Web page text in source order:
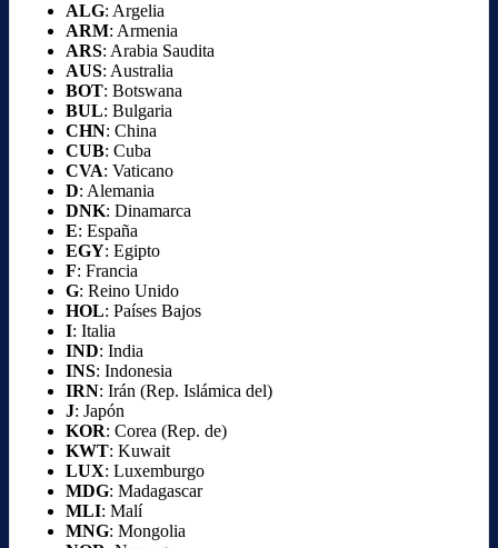
ALG: Argelia
ARM: Armenia
ARS: Arabia Saudita
AUS: Australia
BOT: Botswana
BUL: Bulgaria
CHN: China
CUB: Cuba
CVA: Vaticano
D: Alemania
DNK: Dinamarca
E: España
EGY: Egipto
F: Francia
G: Reino Unido
HOL: Países Bajos
I: Italia
IND: India
INS: Indonesia
IRN: Irán (Rep. Islámica del)
J: Japón
KOR: Corea (Rep. de)
KWT: Kuwait
LUX: Luxemburgo
MDG: Madagascar
MLI: Malí
MNG: Mongolia